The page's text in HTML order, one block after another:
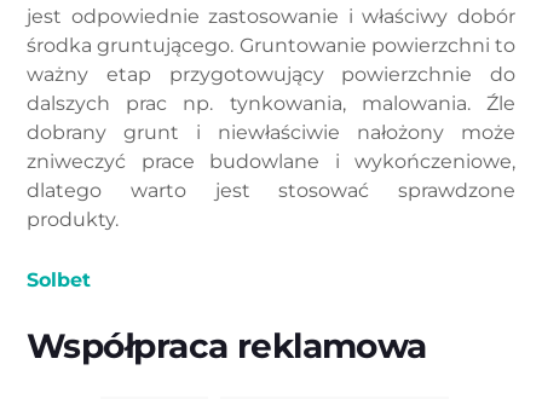
jest odpowiednie zastosowanie i właściwy dobór
środka gruntującego. Gruntowanie powierzchni to
ważny etap przygotowujący powierzchnie do
dalszych prac np. tynkowania, malowania. Źle
dobrany grunt i niewłaściwie nałożony może
zniweczyć prace budowlane i wykończeniowe,
dlatego warto jest stosować sprawdzone
produkty.
Solbet
Współpraca reklamowa